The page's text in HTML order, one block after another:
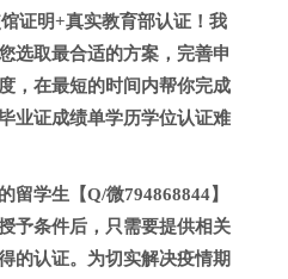
证明+真实教育部认证！我
选取最合适的方案，完善申
，在最短的时间内帮你完成
业证成绩单学历学位认证难
留学生【Q/微794868844】
予条件后，只需要提供相关
的认证。为切实解决疫情期